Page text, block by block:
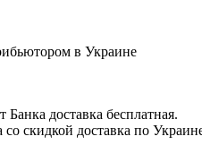
в Украине
доставка бесплатная.
со скидкой доставка по